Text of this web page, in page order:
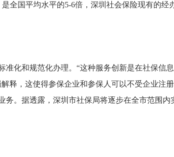
全国平均水平的5-6倍，深圳社会保险现有的
准化和规范化办理。“这种服务创新是在社保信
释，这使得参保企业和参保人可以不受企业注
。据透露，深圳市社保局将逐步在全市范围